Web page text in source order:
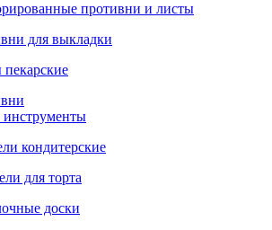
противни и листы
для выкладки
инструменты
кондитерские
для торта
доски